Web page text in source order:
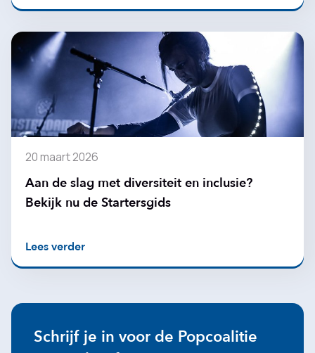
20 maart 2026
Aan de slag met diversiteit en inclusie?
Bekijk nu de Startersgids
Lees verder
Schrijf je in voor de Popcoalitie